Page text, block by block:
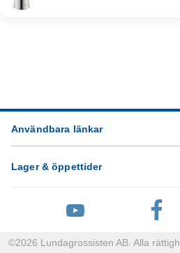
Användbara länkar
Lager & öppettider
©2026 Lundagrossisten AB. Alla